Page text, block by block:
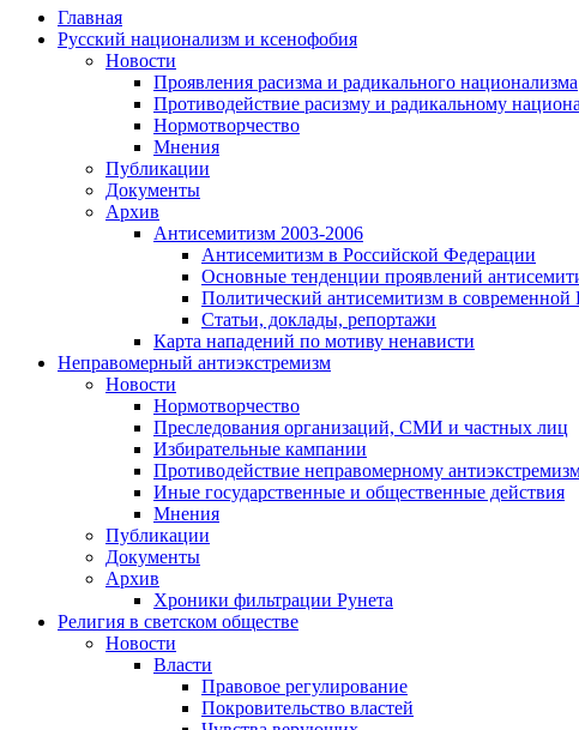
Главная
Русский национализм и ксенофобия
Новости
Проявления расизма и радикального национализма
Противодействие расизму и радикальному
Нормотворчество
Мнения
Публикации
Документы
Архив
Антисемитизм 2003-2006
Антисемитизм в Российской Федерации
Основные тенденции проявлений
Политический антисемитизм в современной
Статьи, доклады, репортажи
Карта нападений по мотиву ненависти
Неправомерный антиэкстремизм
Новости
Нормотворчество
Преследования организаций, СМИ и частных лиц
Избирательные кампании
Противодействие неправомерному
Иные государственные и общественные действия
Мнения
Публикации
Документы
Архив
Хроники фильтрации Рунета
Религия в светском обществе
Новости
Власти
Правовое регулирование
Покровительство властей